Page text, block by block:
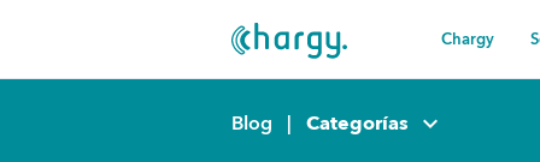
Chargy
Blog | Categorías keyboard_arrow_down